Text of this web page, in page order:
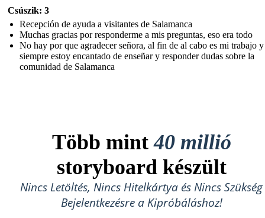
Csúszik: 3
Recepción de ayuda a visitantes de Salamanca
Muchas gracias por responderme a mis preguntas, eso era todo
No hay por que agradecer señora, al fin de al cabo es mi trabajo y
siempre estoy encantado de enseñar y responder dudas sobre la
comunidad de Salamanca
Több mint40 millió
storyboard készült
Nincs Letöltés, Nincs Hitelkártya és Nincs Szükség
Bejelentkezésre a Kipróbáláshoz!